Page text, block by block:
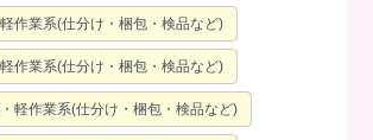
作業系(仕分け・梱包・検品など)
作業系(仕分け・梱包・検品など)
軽作業系(仕分け・梱包・検品など)